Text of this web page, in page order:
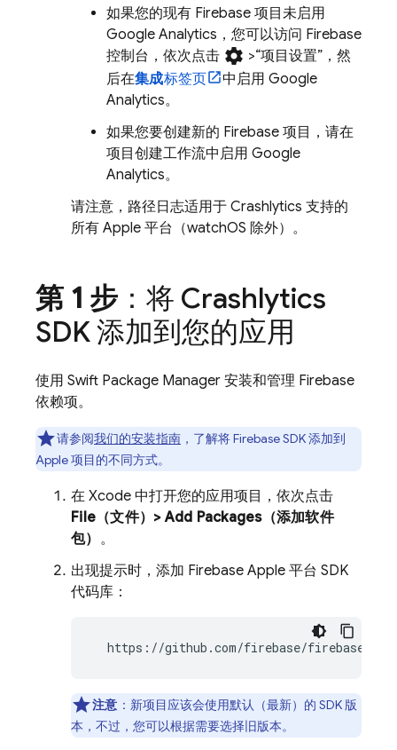
如果您的现有 Firebase 项目未启用
Google Analytics ，您可以访问 Firebase
控制台，依次点击 settings >“项目设置” ，然
后在集成标签页 中启用 Google
Analytics。
如果您要创建新的 Firebase 项目，请在
项目创建工作流中启用 Google
Analytics。
请注意，路径日志适用于 Crashlytics 支持的
所有 Apple 平台（watchOS 除外）。
第 1 步 ：将 Crashlytics
SDK 添加到您的应用
使用 Swift Package Manager 安装和管理 Firebase
依赖项。
请参阅我们的安装指南 ，了解将 Firebase SDK 添加到
Apple 项目的不同方式。
在 Xcode 中打开您的应用项目，依次点击
File（文件）> Add Packages（添加软件
包） 。
出现提示时，添加 Firebase Apple 平台 SDK
代码库：
https://github.com/firebase/firebase-
注意 ：新项目应该会使用默认（最新）的 SDK 版
本，不过，您可以根据需要选择旧版本。